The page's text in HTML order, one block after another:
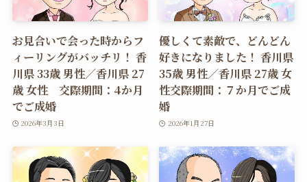
お見合いで会った時からフ
ィーリングがバッチリ！ 香
川県 33歳 男性／香川県 27
歳 女性 交際期間：4か月
でご成婚
2026年3月3日
優しくて素敵で、どんどん
好きになりました！ 香川県
35歳 男性／香川県 27歳 女
性交際期間：７か月でご成
婚
2026年1月27日